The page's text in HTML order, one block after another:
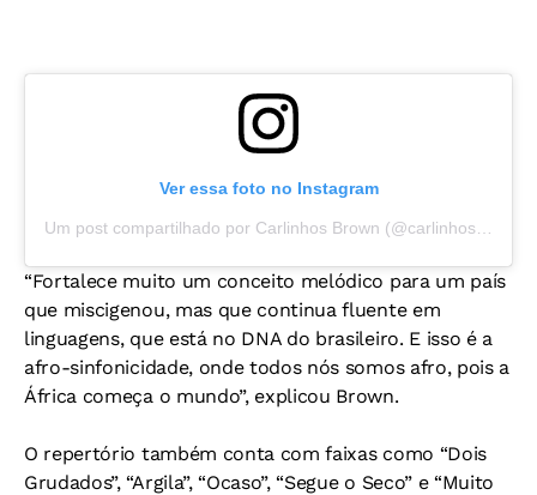
Ver essa foto no Instagram
“Fortalece muito um conceito melódico para um país
que miscigenou, mas que continua fluente em
linguagens, que está no DNA do brasileiro. E isso é a
afro-sinfonicidade, onde todos nós somos afro, pois a
África começa o mundo”, explicou Brown.
O repertório também conta com faixas como “Dois
Grudados”, “Argila”, “Ocaso”, “Segue o Seco” e “Muito